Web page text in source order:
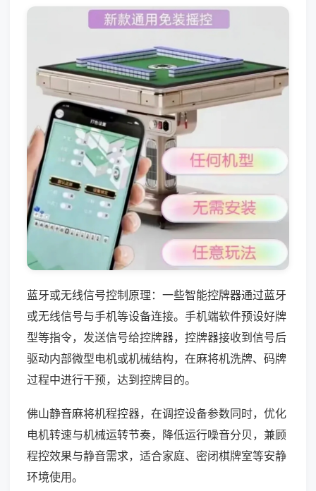
蓝牙或无线信号控制原理：一些智能控牌器通过蓝牙
或无线信号与手机等设备连接。手机端软件预设好牌
型等指令，发送信号给控牌器，控牌器接收到信号后
驱动内部微型电机或机械结构，在麻将机洗牌、码牌
过程中进行干预，达到控牌目的。
佛山静音麻将机程控器，在调控设备参数同时，优化
电机转速与机械运转节奏，降低运行噪音分贝，兼顾
程控效果与静音需求，适合家庭、密闭棋牌室等安静
环境使用。